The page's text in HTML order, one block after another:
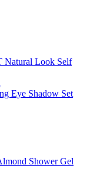
Look Self
Eye Shadow Set
Shower Gel